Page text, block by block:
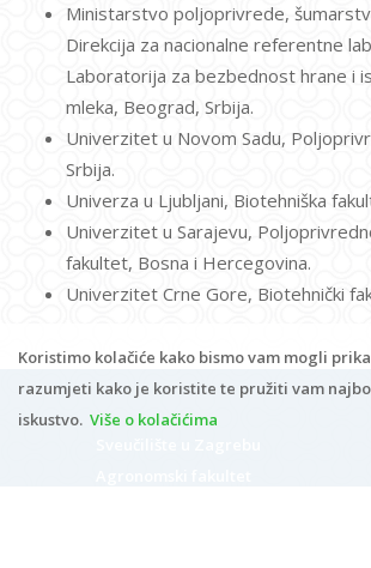
Koristimo kolačiće kako bismo vam mogli
razumjeti kako je koristite te pružiti vam
iskustvo. Više o kolačićima
Ministarstvo poljoprivrede,
Direkcija za nacionalne referentne
Laboratorija za bezbednost hrane i
mleka, Beograd, Srbija.
Univerzitet u Novom Sadu,
Srbija.
Univerza u Ljubljani, Biotehniška
Univerzitet u Sarajevu,
fakultet, Bosna i Hercegovina.
Univerzitet Crne Gore, Biotehnički